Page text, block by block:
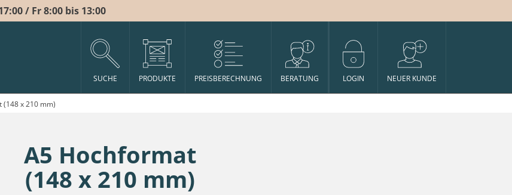
/ Fr 8:00 bis 13:00
SUCHE PRODUKTE PREISBERECHNUNG BERATUNG LOGIN NEUER KUNDE
(148 x 210 mm)
A5 Hochformat
(148 x 210 mm)